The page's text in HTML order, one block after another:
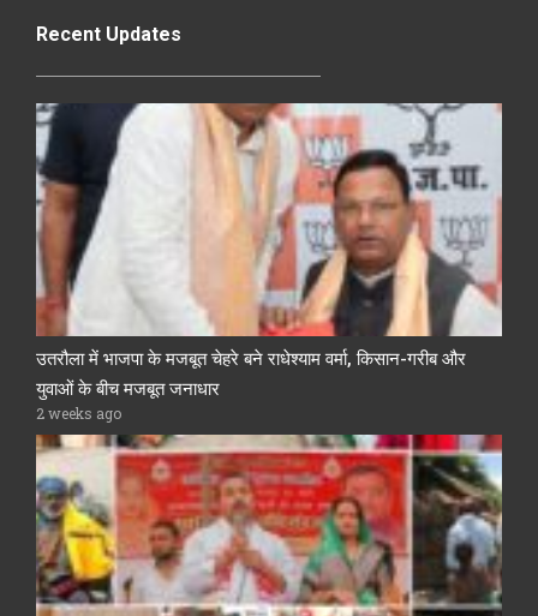
Recent Updates
उतरौला में भाजपा के मजबूत चेहरे बने राधेश्याम वर्मा, किसान-गरीब और
युवाओं के बीच मजबूत जनाधार
2 weeks ago